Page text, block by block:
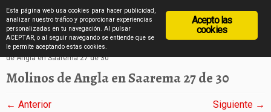
Saltar
al
contenido
diarioviajero.es
Inicio » Los molinos de Angla de la isla de Saarema en imágenes
de Angla en Saarema 27 de 30
Molinos de Angla en Saarema 27 de 30
← Anterior Siguiente →
Acepto las
cookies
Esta página web usa cookies para hacer publicidad,
analizar nuestro tráfico y proporcionar experiencias
personalizadas en tu navegación. Al pulsar
ACEPTAR, o al seguir navegando se entiende que se
le permite aceptando estas cookies.